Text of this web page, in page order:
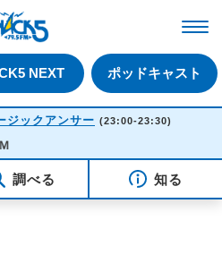
NEXT ポッドキャスト
ジックアンサー (23:00-23:30)
調べる 知る